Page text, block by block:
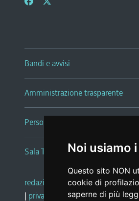
Noi usiamo
Questo sito NON
cookie di
saperne di più
Bandi e avvisi
Amministrazione trasparente
Persone e Uffici
Sala Tiziano Tessitori
redazione web |note legali |
| privacy social media policy